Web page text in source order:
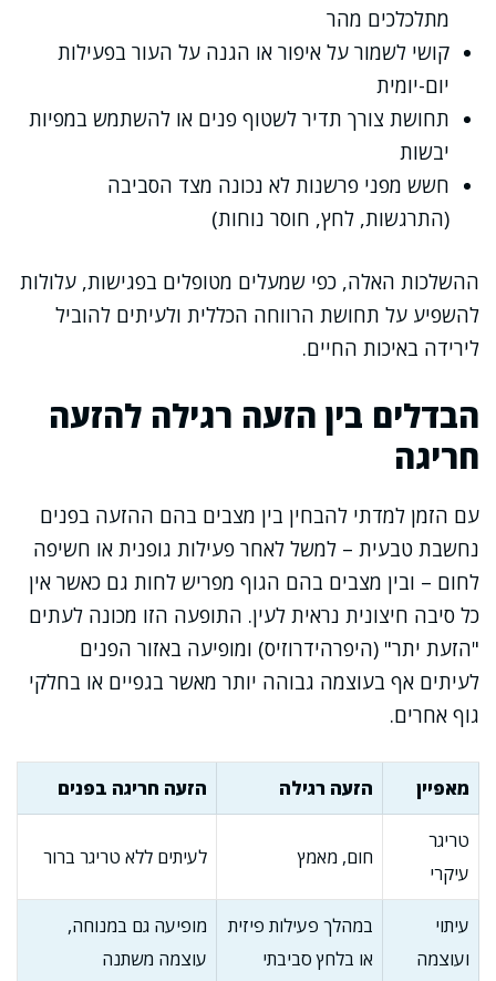
מתלכלכים מהר
קושי לשמור על איפור או הגנה על העור בפעילות
יום-יומית
תחושת צורך תדיר לשטוף פנים או להשתמש במפיות
יבשות
חשש מפני פרשנות לא נכונה מצד הסביבה
(התרגשות, לחץ, חוסר נוחות)
ההשלכות האלה, כפי שמעלים מטופלים בפגישות, עלולות
להשפיע על תחושת הרווחה הכללית ולעיתים להוביל
לירידה באיכות החיים.
הבדלים בין הזעה רגילה להזעה
חריגה
עם הזמן למדתי להבחין בין מצבים בהם ההזעה בפנים
נחשבת טבעית – למשל לאחר פעילות גופנית או חשיפה
לחום – ובין מצבים בהם הגוף מפריש לחות גם כאשר אין
כל סיבה חיצונית נראית לעין. התופעה הזו מכונה לעתים
"הזעת יתר" (היפרהידרוזיס) ומופיעה באזור הפנים
לעיתים אף בעוצמה גבוהה יותר מאשר בגפיים או בחלקי
גוף אחרים.
מאפיין הזעה רגילה הזעה חריגה בפנים
טריגר
עיקרי
חום, מאמץ לעיתים ללא טריגר ברור
עיתוי
ועוצמה
במהלך פעילות פיזית
או בלחץ סביבתי
מופיעה גם במנוחה,
עוצמה משתנה